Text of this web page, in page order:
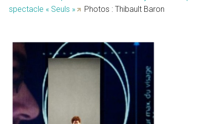
spectacle « Seuls »
Photos : Thibault Baron